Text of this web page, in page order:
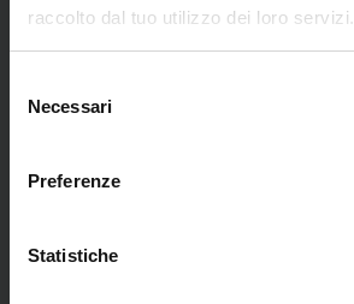
raccolto dal tuo utilizzo dei loro servizi.
delNecessari
Preferenze
Statistiche
Chi siamo